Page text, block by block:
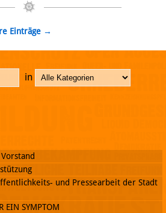
Einträge →
in
und Pressearbeit der Stadt
EIN SYMPTOM